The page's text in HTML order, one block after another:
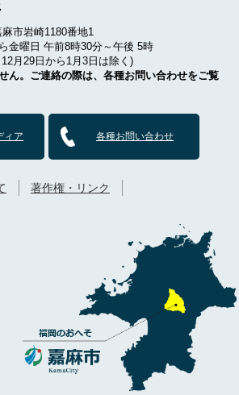
市岩崎1180番地1
金曜日 午前8時30分～午後 5時
月29日から1月3日は除く)
ん。ご連絡の際は、各種お問い合わせをご覧
ィア 各種お問い合わせ
著作権・リンク